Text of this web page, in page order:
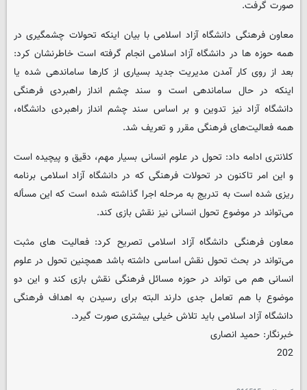
صورت گرفت.
معاون فرهنگی دانشگاه آزاد اسلامی با بیان اینکه تحولات چشمگیری در
همه حوزه ها در دانشگاه آزاد اسلامی انجام گرفته است خاطرنشان کرد:
بعد از روی کار آمدن مدیریت جدید بسیاری از کارها ساماندهی شده یا
اینکه در حال ساماندهی است و سند چشم انداز راهبردی فرهنگی
دانشگاه آزاد نیز تدوین و بر اساس سند چشم انداز راهبردی دانشگاه،
همه فعالیت‌های فرهنگی مقرر و تعریف شد.
کلانتری ادامه داد: تحول در علوم انسانی بسیار مهم، دقیق و پیچیده است
و این امر تاکنون در تحولات فرهنگی که در دانشگاه آزاد اسلامی برنامه
ریزی شده است به تدریج به مرحله اجرا گذاشته شده است که این مسأله
می‌تواند در موضوع تحول انسانی نیز نقش بازی کند.
معاون فرهنگی دانشگاه آزاد اسلامی تصریح کرد: فعالیت های مثبت
می‌تواند در بحث تحول نقش اساسی داشته باشد همچنین تحول در علوم
انسانی هم می تواند در حوزه مسائل فرهنگی نقش بازی کند و این دو
موضوع با هم تعامل جدی دارند البته برای رسیدن به اهداف فرهنگی
دانشگاه آزاد اسلامی باید تلاش خیلی بیشتری صورت گیرد.
خبرنگار: حمید انصاری
202